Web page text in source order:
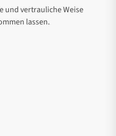
und vertrauliche Weise
lassen.